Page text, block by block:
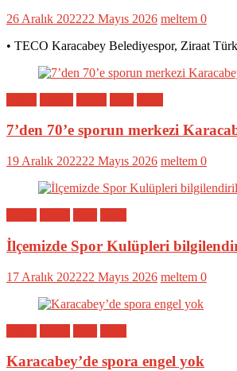
26 Aralık 202222 Mayıs 2026 meltem 0
• TECO Karacabey Belediyespor, Ziraat
7’den 70’e sporun merkezi
19 Aralık 202222 Mayıs 2026 meltem 0
İlçemizde Spor Kulüpleri
17 Aralık 202222 Mayıs 2026 meltem 0
Karacabey’de spora engel yok